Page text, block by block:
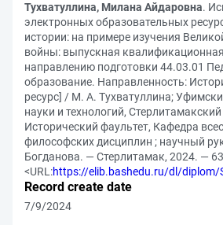
Тухватуллина, Милана Айдаровна.
электронных образовательных
истории: на примере изучения
войны: выпускная
направлению подготовки 44.03.01
образование. Направленность:
ресурс] / М. А. Тухватуллина;
науки и технологий,
Исторический фаультет, Кафедра
философских дисциплин ; научный
Богданова. — Стерлитамак, 2024. —
<URL:https://elib.bashedu.ru/dl/diplom/
Record create date
7/9/2024